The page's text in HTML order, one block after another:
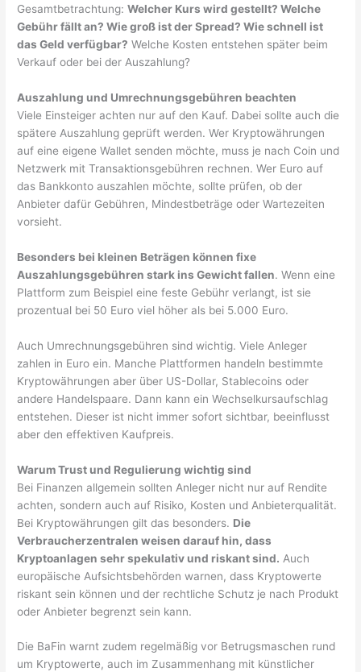
Gesamtbetrachtung:Welcher Kurs wird gestellt? Welche
Gebühr fällt an? Wie groß ist der Spread? Wie schnell ist
das Geld verfügbar? Welche Kosten entstehen später beim
Verkauf oder bei der Auszahlung?
Auszahlung und Umrechnungsgebühren beachten
Viele Einsteiger achten nur auf den Kauf. Dabei sollte auch die
spätere Auszahlung geprüft werden. Wer Kryptowährungen
auf eine eigene Wallet senden möchte, muss je nach Coin und
Netzwerk mit Transaktionsgebühren rechnen. Wer Euro auf
das Bankkonto auszahlen möchte, sollte prüfen, ob der
Anbieter dafür Gebühren, Mindestbeträge oder Wartezeiten
vorsieht.
Besonders bei kleinen Beträgen können fixe
Auszahlungsgebühren stark ins Gewicht fallen. Wenn eine
Plattform zum Beispiel eine feste Gebühr verlangt, ist sie
prozentual bei 50 Euro viel höher als bei 5.000 Euro.
Auch Umrechnungsgebühren sind wichtig. Viele Anleger
zahlen in Euro ein. Manche Plattformen handeln bestimmte
Kryptowährungen aber über US-Dollar, Stablecoins oder
andere Handelspaare. Dann kann ein Wechselkursaufschlag
entstehen. Dieser ist nicht immer sofort sichtbar, beeinflusst
aber den effektiven Kaufpreis.
Warum Trust und Regulierung wichtig sind
Bei Finanzen allgemein sollten Anleger nicht nur auf Rendite
achten, sondern auch auf Risiko, Kosten und Anbieterqualität.
Bei Kryptowährungen gilt das besonders. Die
Verbraucherzentralen weisen darauf hin, dass
Kryptoanlagen sehr spekulativ und riskant sind. Auch
europäische Aufsichtsbehörden warnen, dass Kryptowerte
riskant sein können und der rechtliche Schutz je nach Produkt
oder Anbieter begrenzt sein kann.
Die BaFin warnt zudem regelmäßig vor Betrugsmaschen rund
um Kryptowerte, auch im Zusammenhang mit künstlicher